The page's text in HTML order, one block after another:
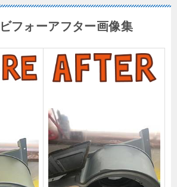
フォーアフター画像集